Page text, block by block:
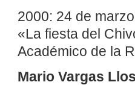
2000: 24 de
«La fiesta del
Académico de la
Mario Vargas